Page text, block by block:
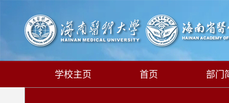
学校主页 首页 部门